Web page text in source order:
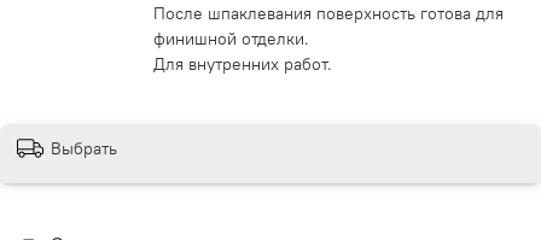
После шпаклевания поверхность готова для
финишной отделки.
Для внутренних работ.
Выбрать